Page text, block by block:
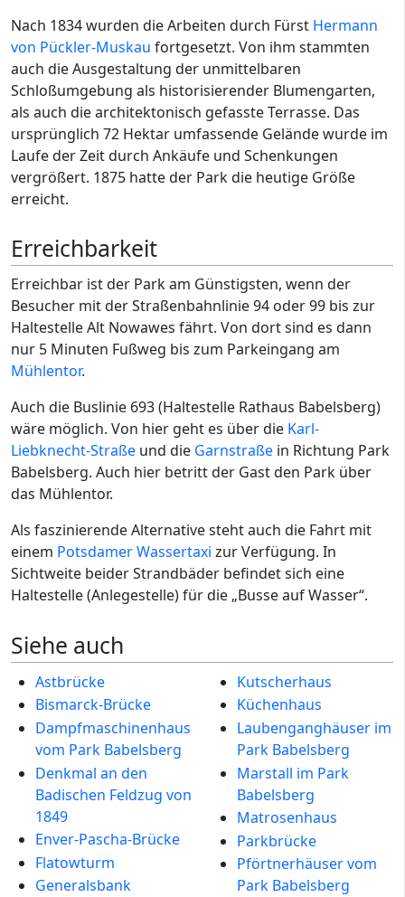
Nach 1834 wurden die Arbeiten durch Fürst Hermann
von Pückler-Muskau fortgesetzt. Von ihm stammten
auch die Ausgestaltung der unmittelbaren
Schloßumgebung als historisierender Blumengarten,
als auch die architektonisch gefasste Terrasse. Das
ursprünglich 72 Hektar umfassende Gelände wurde im
Laufe der Zeit durch Ankäufe und Schenkungen
vergrößert. 1875 hatte der Park die heutige Größe
erreicht.
Erreichbarkeit
Erreichbar ist der Park am Günstigsten, wenn der
Besucher mit der Straßenbahnlinie 94 oder 99 bis zur
Haltestelle Alt Nowawes fährt. Von dort sind es dann
nur 5 Minuten Fußweg bis zum Parkeingang am
Mühlentor.
Auch die Buslinie 693 (Haltestelle Rathaus Babelsberg)
wäre möglich. Von hier geht es über die Karl-
Liebknecht-Straße und die Garnstraße in Richtung Park
Babelsberg. Auch hier betritt der Gast den Park über
das Mühlentor.
Als faszinierende Alternative steht auch die Fahrt mit
einem Potsdamer Wassertaxi zur Verfügung. In
Sichtweite beider Strandbäder befindet sich eine
Haltestelle (Anlegestelle) für die „Busse auf Wasser“.
Siehe auch
Astbrücke
Bismarck-Brücke
Dampfmaschinenhaus
vom Park Babelsberg
Denkmal an den
Badischen Feldzug von
1849
Enver-Pascha-Brücke
Flatowturm
Generalsbank
Kutscherhaus
Küchenhaus
Laubenganghäuser im
Park Babelsberg
Marstall im Park
Babelsberg
Matrosenhaus
Parkbrücke
Pförtnerhäuser vom
Park Babelsberg